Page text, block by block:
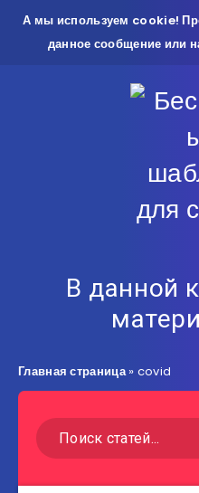
А мы используем cookie!
данное сообщение или
В данной
Главная страница» covid